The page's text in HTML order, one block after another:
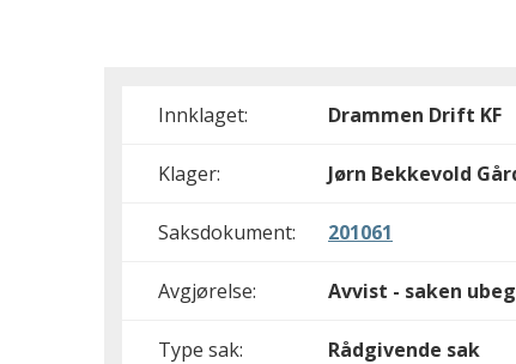
Innklaget: Drammen Drift KF
Klager: Jørn Bekkevold
Saksdokument: 201061
Avgjørelse: Avvist - saken
Type sak: Rådgivende sak